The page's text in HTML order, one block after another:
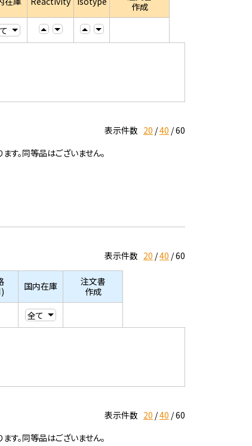
作成
表示件数 20 40 60
。同等品はございません。
表示件数 20 40 60
国内在庫
注文書
作成
表示件数 20 40 60
。同等品はございません。